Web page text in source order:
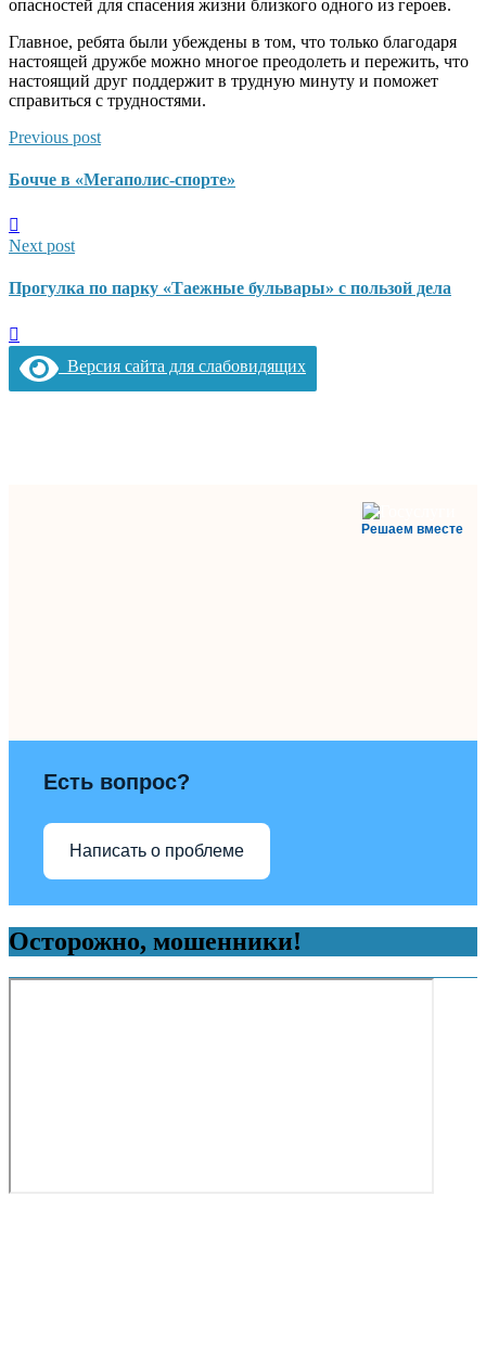
опасностей для спасения жизни близкого одного из героев.
Главное, ребята были убеждены в том, что только благодаря
настоящей дружбе можно многое преодолеть и пережить, что
настоящий друг поддержит в трудную минуту и поможет
справиться с трудностями.
Previous post
Бочче в «Мегаполис‑спорте»
Next post
Прогулка по парку «Таежные бульвары» с пользой дела
Версия сайта для слабовидящих
Решаем вместе
Есть вопрос?
Написать о проблеме
Осторожно, мошенники!